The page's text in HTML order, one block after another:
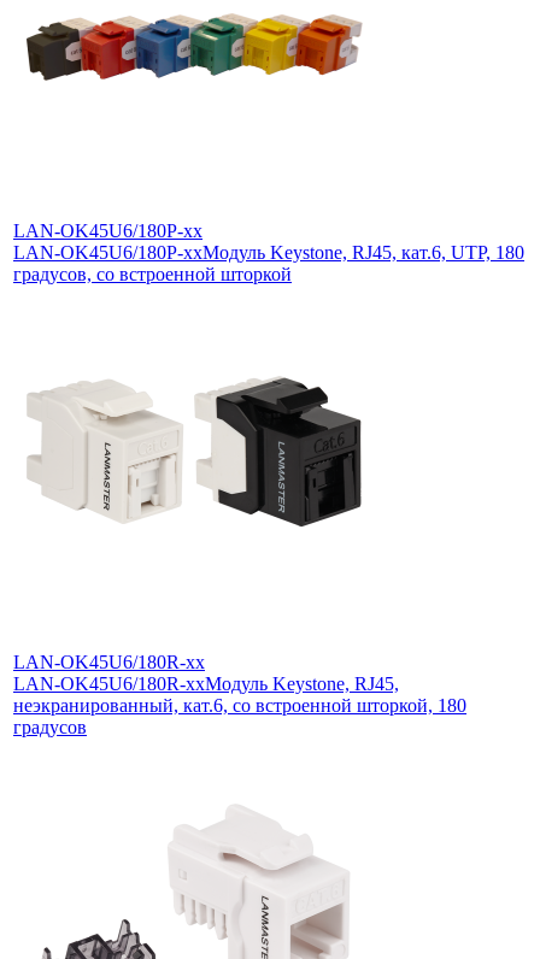
LAN-OK45U6/180P-xx
LAN-OK45U6/180P-xxМодуль Keystone, RJ45, кат.6, UTP, 180
градусов, со встроенной шторкой
LAN-OK45U6/180R-xx
LAN-OK45U6/180R-xxМодуль Keystone, RJ45,
неэкранированный, кат.6, со встроенной шторкой, 180
градусов